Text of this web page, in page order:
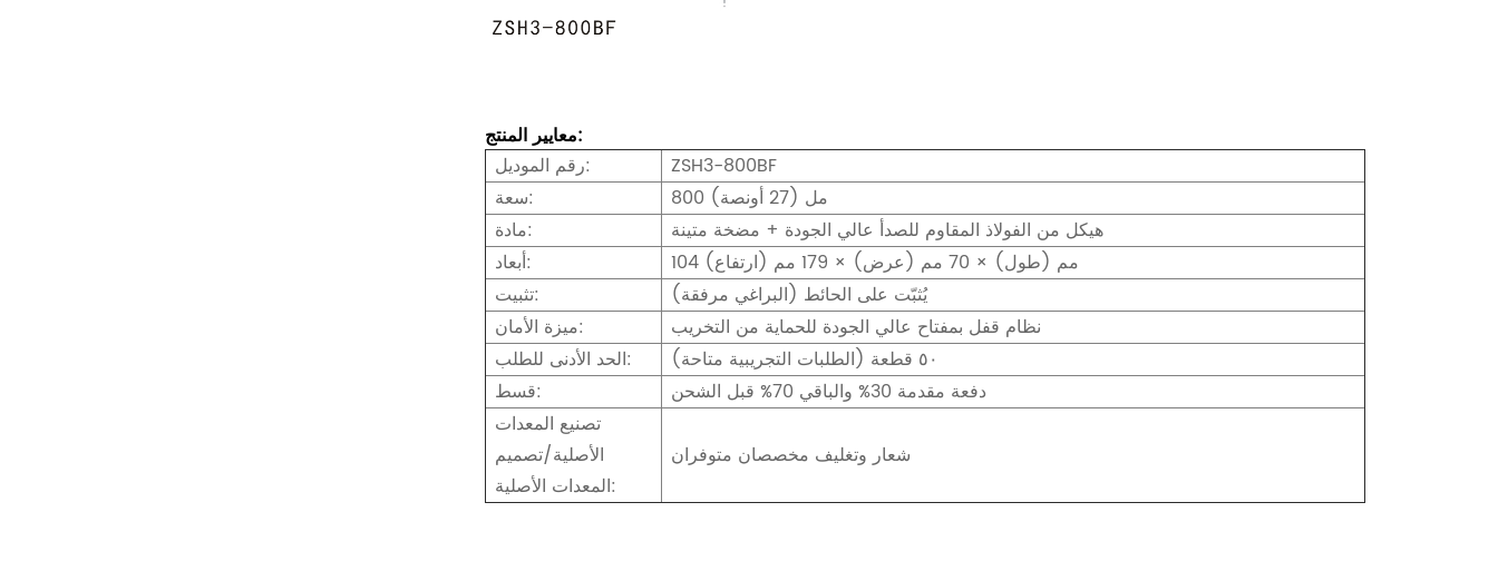
معايير المنتج:
رقم الموديل:
ZSH3-800BF
سعة:
800 مل (27 أونصة)
مادة:
هيكل من الفولاذ المقاوم للصدأ عالي الجودة + مضخة متينة
أبعاد:
104 مم (طول) × 70 مم (عرض) × 179 مم (ارتفاع)
تثبيت:
يُثبّت على الحائط (البراغي مرفقة)
ميزة الأمان:
نظام قفل بمفتاح عالي الجودة للحماية من التخريب
الحد الأدنى للطلب:
٥٠ قطعة (الطلبات التجريبية متاحة)
قسط:
دفعة مقدمة 30% والباقي 70% قبل الشحن
تصنيع المعدات
الأصلية/تصميم
المعدات الأصلية:
شعار وتغليف مخصصان متوفران